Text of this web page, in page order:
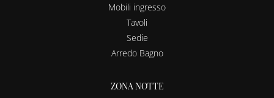
Mobili ingresso
Tavoli
Sedie
Arredo Bagno
ZONA NOTTE